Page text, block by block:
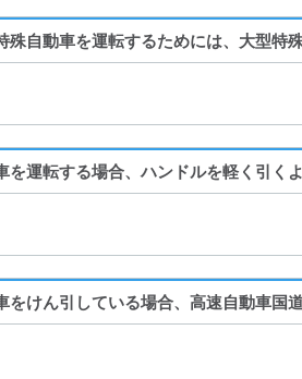
殊自動車を運転するためには、大型特
を運転する場合、ハンドルを軽く引く
をけん引している場合、高速自動車国